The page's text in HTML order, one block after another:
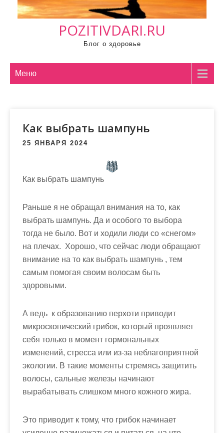
POZITIVDARI.RU
Блог о здоровье
Меню
Как выбрать шампунь
25 ЯНВАРЯ 2024
Как выбрать шампунь
Раньше я не обращал внимания на то, как
выбрать шампунь. Да и особого то выбора
тогда не было. Вот и ходили люди со «снегом»
на плечах. Хорошо, что сейчас люди обращают
внимание на то как выбрать шампунь , тем
самым помогая своим волосам быть
здоровыми.
А ведь к образованию перхоти приводит
микроскопический грибок, который проявляет
себя только в момент гормональных
изменений, стресса или из-за неблагоприятной
экологии. В такие моменты стремясь защитить
волосы, сальные железы начинают
вырабатывать слишком много кожного жира.
Это приводит к тому, что грибок начинает